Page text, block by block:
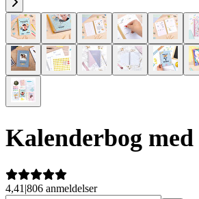
Kalenderbog
4,41 |806 anmeldelser